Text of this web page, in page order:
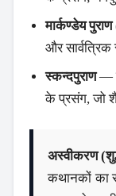
मार्कण्डेय पुराण
और सार्वत्रिक
स्कन्दपुराण—
के प्रसंग, जो
अस्वीकरण
कथानकों का